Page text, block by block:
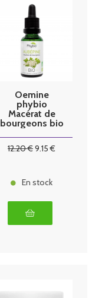
Oemine
phybio
Macérat de
bourgeons bio
12.20€9.15 €
En stock